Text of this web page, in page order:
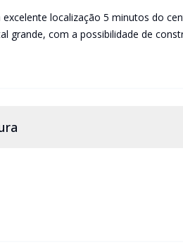
excelente localização 5 minutos do
grande, com a possibilidade de